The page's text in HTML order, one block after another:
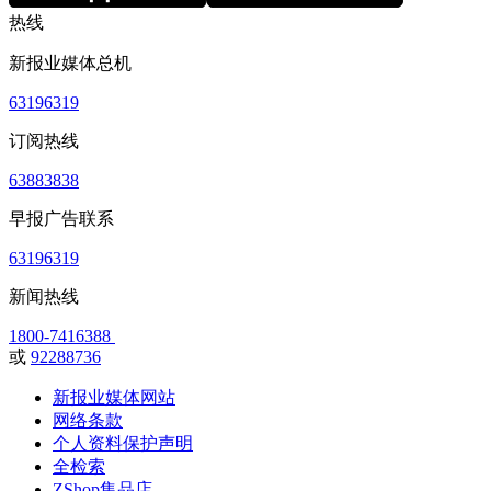
热线
新报业媒体总机
63196319
订阅热线
63883838
早报广告联系
63196319
新闻热线
1800-7416388
或 92288736
新报业媒体网站
网络条款
个人资料保护声明
全检索